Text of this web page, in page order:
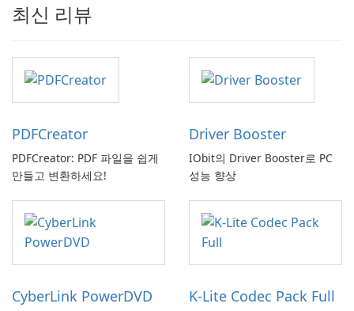
최신 리뷰
PDFCreator
PDFCreator: PDF 파일을 쉽게
만들고 변환하세요!
Driver Booster
IObit의 Driver Booster로 PC
성능 향상
CyberLink PowerDVD K-Lite Codec Pack Full